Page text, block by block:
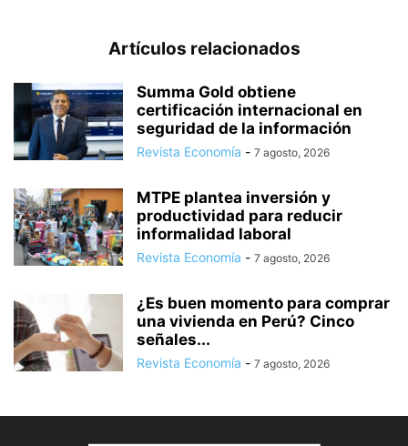
Artículos relacionados
Summa Gold obtiene
certificación internacional en
seguridad de la información
Revista Economía - 7 agosto, 2026
MTPE plantea inversión y
productividad para reducir
informalidad laboral
Revista Economía - 7 agosto, 2026
¿Es buen momento para comprar
una vivienda en Perú? Cinco
señales...
Revista Economía - 7 agosto, 2026